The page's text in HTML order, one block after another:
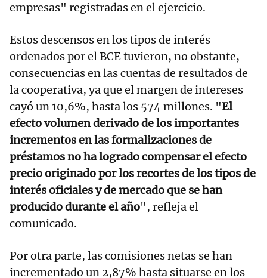
empresas" registradas en el ejercicio.
Estos descensos en los tipos de interés
ordenados por el BCE tuvieron, no obstante,
consecuencias en las cuentas de resultados de
la cooperativa, ya que el margen de intereses
cayó un 10,6%, hasta los 574 millones. "El
efecto volumen derivado de los importantes
incrementos en las formalizaciones de
préstamos no ha logrado compensar el efecto
precio originado por los recortes de los tipos de
interés oficiales y de mercado que se han
producido durante el año", refleja el
comunicado.
Por otra parte, las comisiones netas se han
incrementado un 2,87% hasta situarse en los